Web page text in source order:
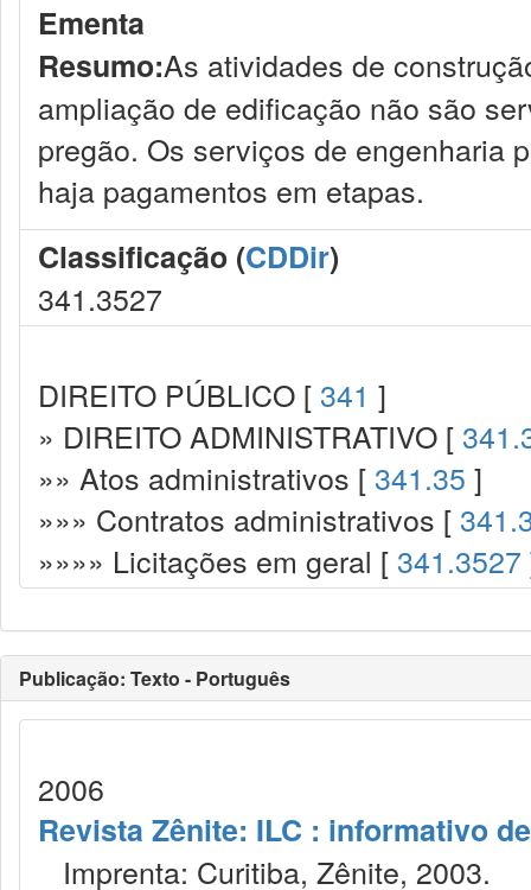
Ementa
Resumo:As atividades de
ampliação de edificação não são
pregão. Os serviços de engenharia
haja pagamentos em etapas.
Classificação (CDDir)
341.3527
DIREITO PÚBLICO [ 341 ]
» DIREITO ADMINISTRATIVO [
»» Atos administrativos [ 341.35 ]
»»» Contratos administrativos [
»»»» Licitações em geral [ 341.3527
Publicação: Texto - Português
2006
Revista Zênite: ILC : informativo
Imprenta: Curitiba, Zênite, 2003.